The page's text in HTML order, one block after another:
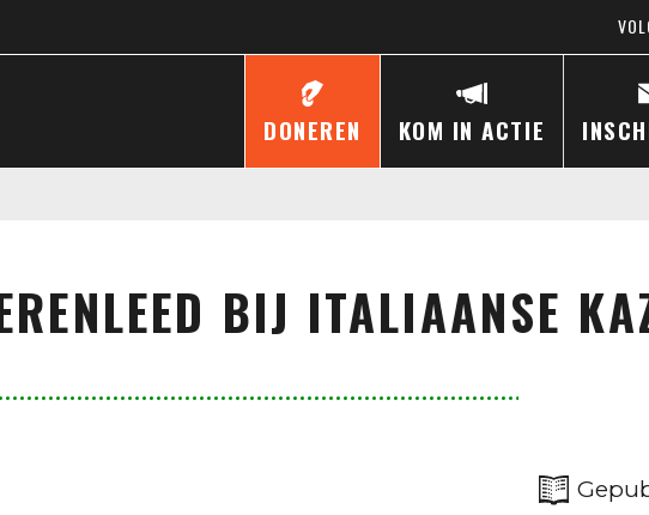
DONEREN KOM IN ACTIE
BIJ ITALIAANSE